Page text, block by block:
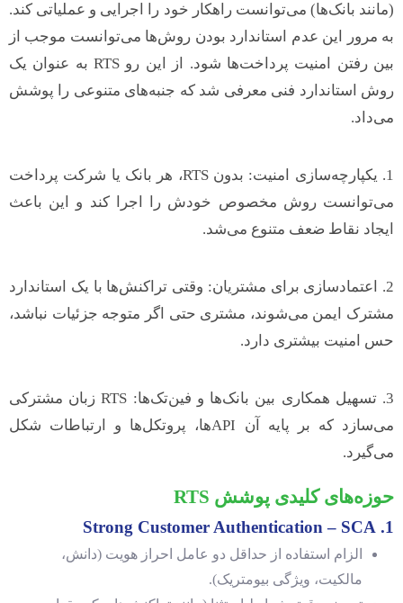
(مانند بانک‌ها) می‌توانست راهکار خود را اجرایی و عملیاتی کند.
به مرور این عدم استاندارد بودن روش‌ها می‌توانست موجب از
بین رفتن امنیت پرداخت‌ها شود. از این رو RTS به عنوان یک
روش استاندارد فنی معرفی شد که جنبه‌های متنوعی را پوشش
می‌داد.
1. یکپارچه‌سازی امنیت: بدون RTS، هر بانک یا شرکت پرداخت
می‌توانست روش مخصوص خودش را اجرا کند و این باعث
ایجاد نقاط ضعف متنوع می‌شد.
2. اعتمادسازی برای مشتریان: وقتی تراکنش‌ها با یک استاندارد
مشترک ایمن می‌شوند، مشتری حتی اگر متوجه جزئیات نباشد،
حس امنیت بیشتری دارد.
3. تسهیل همکاری بین بانک‌ها و فین‌تک‌ها: RTS زبان مشترکی
می‌سازد که بر پایه آن APIها، پروتکل‌ها و ارتباطات شکل
می‌گیرد.
حوزه‌های کلیدی پوشش RTS
1.
Strong Customer Authentication – SCA
الزام استفاده از حداقل دو عامل احراز هویت (دانش،
مالکیت، ویژگی بیومتریک).